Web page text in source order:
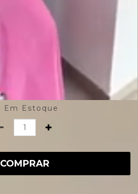
Em Estoque
COMPRAR